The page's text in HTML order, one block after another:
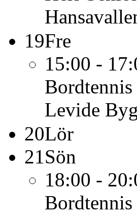
19Fre
15:00 -
Bordtennis
Levide
20Lör
21Sön
18:00 -
Bordtennis